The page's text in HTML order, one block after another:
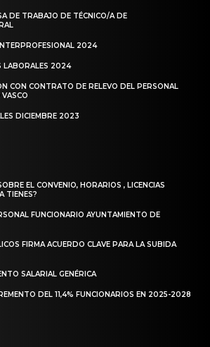
DE TRABAJO DE TÉCNICO/A DE
2024
LABORALES 2024
CON CONTRATO DE RELEVO DEL PERSONAL
DICIEMBRE 2023
EL CONVENIO, HORARIOS , LICENCIAS
TIENES?
FUNCIONARIO AYUNTAMIENTO DE
FIRMA ACUERDO CLAVE PARA LA SUBIDA
SALARIAL GENÉRICA
DEL 11,4% FUNCIONARIOS EN 2025-2028